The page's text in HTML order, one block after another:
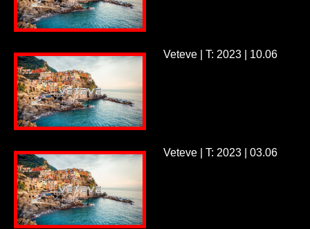
Veteve | T: 2023 | 10.06
Veteve | T: 2023 | 03.06